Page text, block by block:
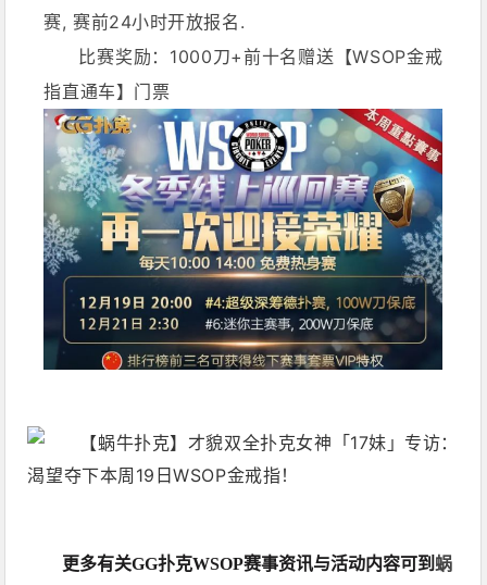
赛, 赛前24小时开放报名.
比赛奖励：1000刀+前十名赠送【WSOP金戒
指直通车】门票
更多有关GG扑克WSOP赛事资讯与活动内容可到 蜗